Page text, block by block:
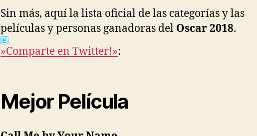
Sin más, aquí la lista oficial de las categorías y las
películas y personas ganadoras del Oscar 2018.
»Comparte en Twitter!»:
Mejor Película